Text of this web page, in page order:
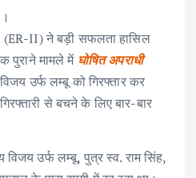
(ER-II) ने बड़ी सफलता हासिल
पुराने मामले में घोषित अपराधी
विजय उर्फ लम्बू को गिरफ्तार कर
से बचने के लिए बार-बार
विजय उर्फ लम्बू, पुत्र स्व. राम सिंह,